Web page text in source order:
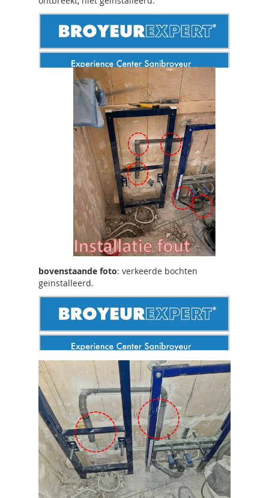
bovenstaande foto: verkeerde bochten
geinstalleerd.